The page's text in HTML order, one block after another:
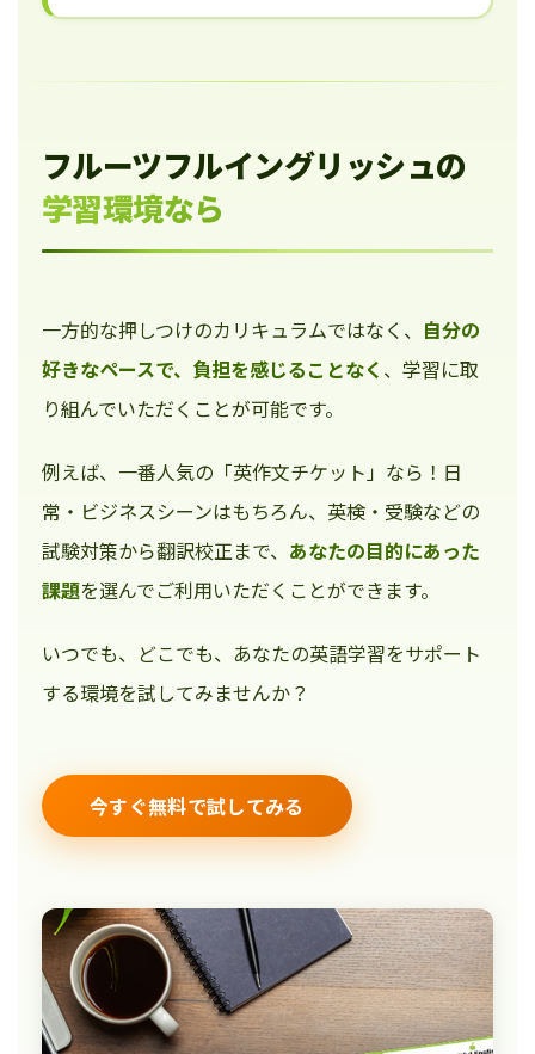
フルーツフルイングリッシュの
学習環境なら
一方的な押しつけのカリキュラムではなく、 自分の
好きなペースで、負担を感じることなく 、学習に取
り組んでいただくことが可能です。
例えば、一番人気の「英作文チケット」なら！日
常・ビジネスシーンはもちろん、英検・受験などの
試験対策から翻訳校正まで、 あなたの目的にあった
課題を選んでご利用いただくことができます。
いつでも、どこでも、あなたの英語学習をサポート
する環境を試してみませんか？
今すぐ無料で試してみる